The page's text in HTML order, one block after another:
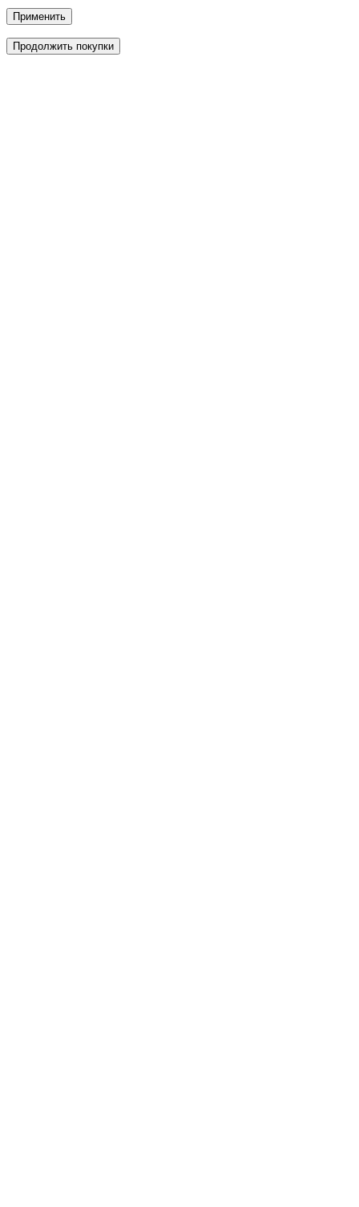
Применить
Продолжить покупки